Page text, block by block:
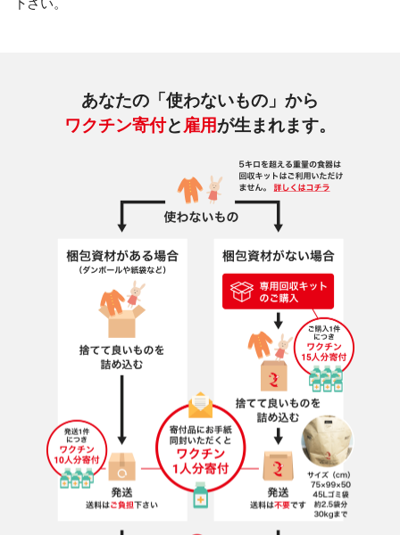
下さい。
あなたの「使わないもの」から
ワクチン寄付と雇用が生まれます。